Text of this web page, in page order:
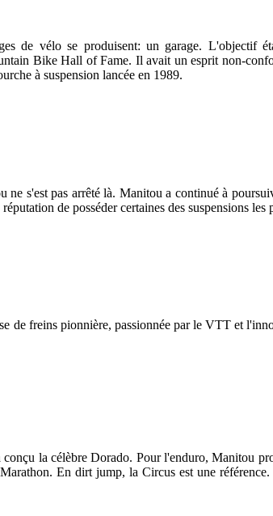
de vélo se produisent: un garage. L'objectif
Bike Hall of Fame. Il avait un esprit non-
à suspension lancée en 1989.
s'est pas arrêté là. Manitou a continué à
de posséder certaines des suspensions les
freins pionnière, passionnée par le VTT et
la célèbre Dorado. Pour l'enduro, Manitou
En dirt jump, la Circus est une